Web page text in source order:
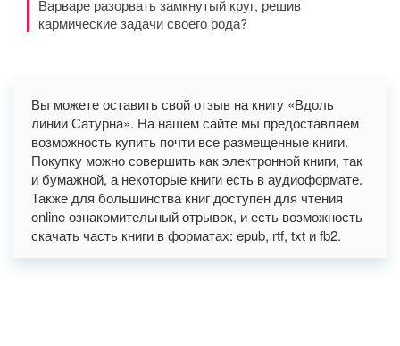
Варваре разорвать замкнутый круг, решив
кармические задачи своего рода?
Вы можете оставить свой отзыв на книгу «Вдоль
линии Сатурна». На нашем сайте мы предоставляем
возможность купить почти все размещенные книги.
Покупку можно совершить как электронной книги, так
и бумажной, а некоторые книги есть в аудиоформате.
Также для большинства книг доступен для чтения
online ознакомительный отрывок, и есть возможность
скачать часть книги в форматах: epub, rtf, txt и fb2.